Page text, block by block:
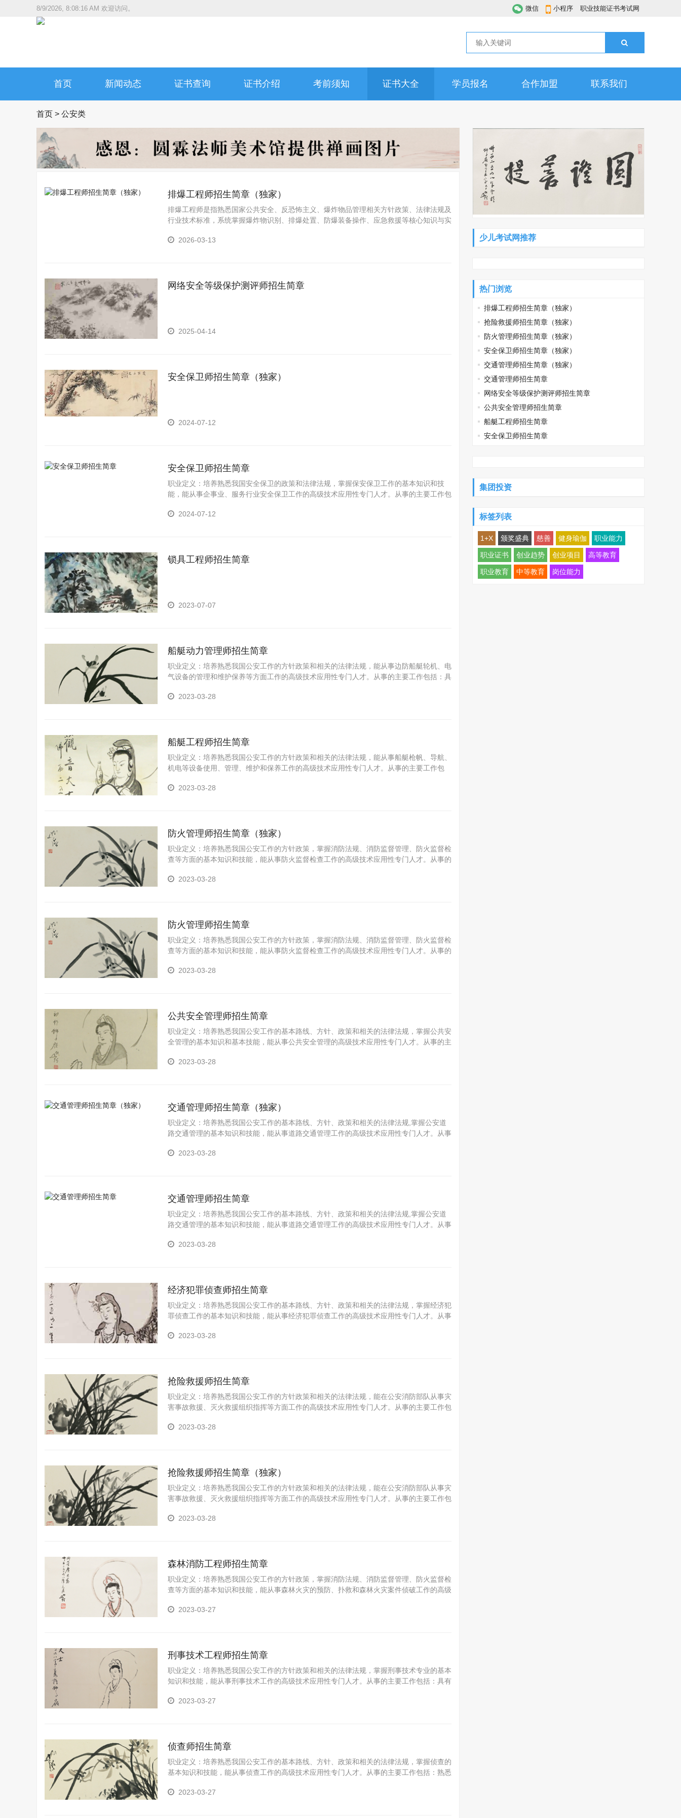
8/9/2026, 8:08:18 AM 欢迎访问。 微信 小程序 职业技能证书考试网
首页 新闻动态 证书查询 证书介绍 考前须知 证书大全 学员报名 合作加盟 联系我们
首页 > 公安类
排爆工程师招生简章（独家）
排爆工程师是指熟悉国家公共安全、反恐怖主义、爆炸物品管理相关方针政策、法律法规及
行业技术标准，系统掌握爆炸物识别、排爆处置、防爆装备操作、应急救援等核心知识与实
爆方案等专业技术应用性人才。
2026-03-13
网络安全等级保护测评师招生简章
2025-04-14
安全保卫师招生简章（独家）
2024-07-12
安全保卫师招生简章
职业定义：培养熟悉我国安全保卫的政策和法律法规，掌握保安保卫工作的基本知识和技
能，能从事企事业、服务行业安全保卫工作的高级技术应用性专门人才。从事的主要工作包
2024-07-12
锁具工程师招生简章
2023-07-07
船艇动力管理师招生简章
职业定义：培养熟悉我国公安工作的方针政策和相关的法律法规，能从事边防船艇轮机、电
气设备的管理和维护保养等方面工作的高级技术应用性专门人才。从事的主要工作包括：具
2023-03-28
船艇工程师招生简章
职业定义：培养熟悉我国公安工作的方针政策和相关的法律法规，能从事船艇枪帆、导航、
机电等设备使用、管理、维护和保养工作的高级技术应用性专门人才。从事的主要工作包
2023-03-28
防火管理师招生简章（独家）
职业定义：培养熟悉我国公安工作的方针政策，掌握消防法规、消防监督管理、防火监督检
查等方面的基本知识和技能，能从事防火监督检查工作的高级技术应用性专门人才。从事的
2023-03-28
防火管理师招生简章
职业定义：培养熟悉我国公安工作的方针政策，掌握消防法规、消防监督管理、防火监督检
查等方面的基本知识和技能，能从事防火监督检查工作的高级技术应用性专门人才。从事的
2023-03-28
公共安全管理师招生简章
职业定义：培养熟悉我国公安工作的基本路线、方针、政策和相关的法律法规，掌握公共安
全管理的基本知识和基本技能，能从事公共安全管理的高级技术应用性专门人才。从事的主
2023-03-28
交通管理师招生简章（独家）
职业定义：培养熟悉我国公安工作的基本路线、方针、政策和相关的法律法规,掌握公安道
路交通管理的基本知识和技能，能从事道路交通管理工作的高级技术应用性专门人才。从事
2023-03-28
交通管理师招生简章
职业定义：培养熟悉我国公安工作的基本路线、方针、政策和相关的法律法规,掌握公安道
路交通管理的基本知识和技能，能从事道路交通管理工作的高级技术应用性专门人才。从事
2023-03-28
经济犯罪侦查师招生简章
职业定义：培养熟悉我国公安工作的基本路线、方针、政策和相关的法律法规，掌握经济犯
罪侦查工作的基本知识和技能，能从事经济犯罪侦查工作的高级技术应用性专门人才。从事
2023-03-28
抢险救援师招生简章
职业定义：培养熟悉我国公安工作的方针政策和相关的法律法规，能在公安消防部队从事灾
害事故救援、灭火救援组织指挥等方面工作的高级技术应用性专门人才。从事的主要工作包
2023-03-28
抢险救援师招生简章（独家）
职业定义：培养熟悉我国公安工作的方针政策和相关的法律法规，能在公安消防部队从事灾
害事故救援、灭火救援组织指挥等方面工作的高级技术应用性专门人才。从事的主要工作包
2023-03-28
森林消防工程师招生简章
职业定义：培养熟悉我国公安工作的方针政策，掌握消防法规、消防监督管理、防火监督检
查等方面的基本知识和技能，能从事森林火灾的预防、扑救和森林火灾案件侦破工作的高级
破的能力。
2023-03-27
刑事技术工程师招生简章
职业定义：培养熟悉我国公安工作的方针政策和相关的法律法规，掌握刑事技术专业的基本
知识和技能，能从事刑事技术工作的高级技术应用性专门人才。从事的主要工作包括：具有
2023-03-27
侦查师招生简章
职业定义：培养熟悉我国公安工作的基本路线、方针、政策和相关的法律法规，掌握侦查的
基本知识和技能，能从事侦查工作的高级技术应用性专门人才。从事的主要工作包括：熟悉
2023-03-27
少儿考试网推荐
热门浏览
排爆工程师招生简章（独家）
抢险救援师招生简章（独家）
防火管理师招生简章（独家）
安全保卫师招生简章（独家）
交通管理师招生简章（独家）
交通管理师招生简章
网络安全等级保护测评师招生简章
公共安全管理师招生简章
船艇工程师招生简章
安全保卫师招生简章
集团投资
标签列表
1+X 颁奖盛典 慈善 健身瑜伽 职业能力
职业证书 创业趋势 创业项目 高等教育
职业教育 中等教育 岗位能力